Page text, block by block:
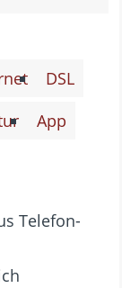
DSL
App
Telefon-